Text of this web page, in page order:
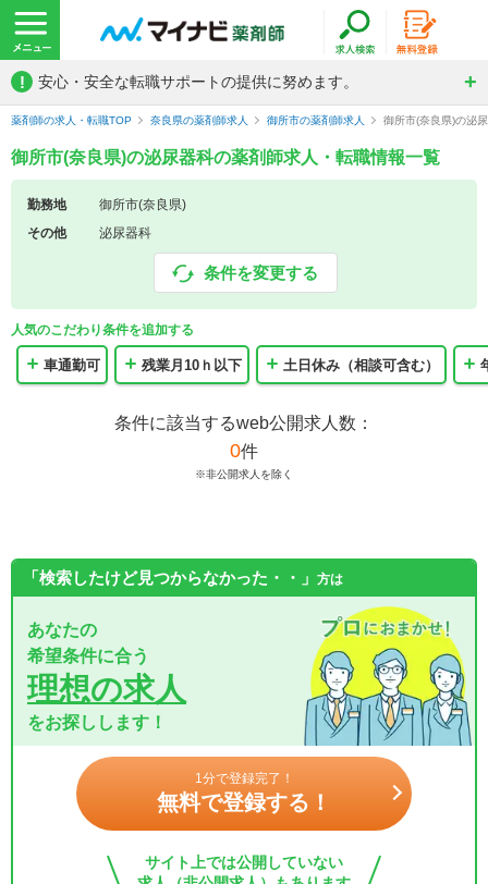
! 安心・安全な転職サポートの提供に努めます。
薬剤師の求人・転職TOP 奈良県の薬剤師求人 御所市の薬剤師求人 御所市(奈良県)の泌
御所市(奈良県)の泌尿器科の薬剤師求人・転職情報一覧
勤務地
御所市(奈良県)
その他
泌尿器科
条件を変更する
人気のこだわり条件を追加する
車通勤可 残業月10ｈ以下 土日休み（相談可含む）
条件に該当するweb公開求人数：
0件
※非公開求人を除く
「検索したけど見つからなかった・・」 方は
あなたの
希望条件に合う
理想の求人
をお探しします！
1分で登録完了！
無料で登録する！
サイト上では公開していない